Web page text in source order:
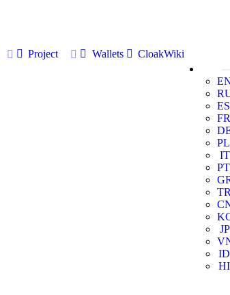
Project Wallets
CloakWiki
ES
FR
PL
IT
PT
JP
ID
HI